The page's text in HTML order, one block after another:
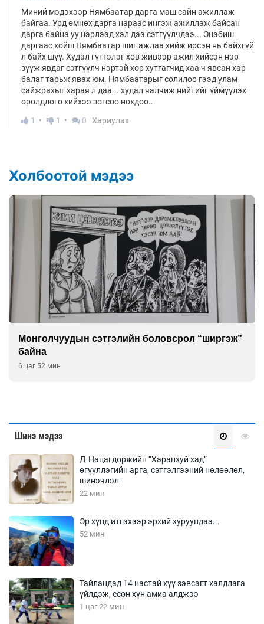
Миний мэдэхээр Нямбаатар дарга маш сайн ажиллаж
байгаа. Урд өмнөх дарга нараас ингэж ажиллаж байсан
дарга байна уу нэрлээд хэл дээ сэтгүүлчдээ... Энэбиш
даргаас хойш Нямбаатар шиг ажлаа хийж ирсэн нь байхгүй
л байх шүү. Худал гүтгэлэг хов живээр ажил хийсэн нэр
зүүж явдаг сэтгүүлч нэртэй хор хутгагчид хаа ч явсан хар
балаг тарьж явах юм. Нямбаатарыг солилоо гээд улам
сайжрахыг харая л даа... худал чалчиж нийтийг үймүүлэх
оролдлого хийхээ зогсоо нохдоо...
1
1 0 Хариулах
Холбоотой мэдээ
Монголчуудын сэтгэлийн боловсрол “ширгэж”
байна
6 цаг 52 мин
Шинэ мэдээ
Д.Нацагдоржийн “Харанхуй хад”
өгүүллэгийн арга, сэтгэлгээний нөлөөлөл,
шинэчлэл
22 мин
Эр хүнд итгэхээр эрхий хуруундаа...
52 мин
Тайландад 14 настай хүү зэвсэгт халдлага
үйлдэж, есөн хүн амиа алджээ
1 цаг 22 мин